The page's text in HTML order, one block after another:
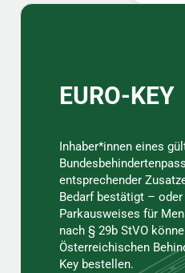
Sidebar
EURO-KEY
Inhaber*innen eines
entsprechender
Bedarf bestätigt –
Parkausweises für
nach § 29b StVO
Österreichischen
Key bestellen.